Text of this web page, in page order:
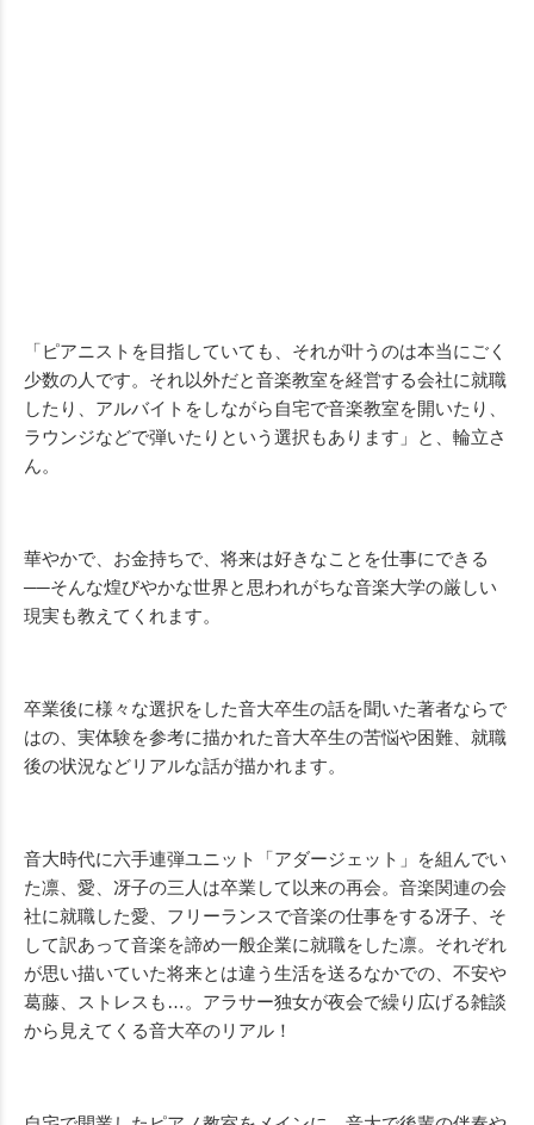
「ピアニストを目指していても、それが叶うのは本当にごく
少数の人です。それ以外だと音楽教室を経営する会社に就職
したり、アルバイトをしながら自宅で音楽教室を開いたり、
ラウンジなどで弾いたりという選択もあります」と、輪立さ
ん。
華やかで、お金持ちで、将来は好きなことを仕事にできる
──そんな煌びやかな世界と思われがちな音楽大学の厳しい
現実も教えてくれます。
卒業後に様々な選択をした音大卒生の話を聞いた著者ならで
はの、実体験を参考に描かれた音大卒生の苦悩や困難、就職
後の状況などリアルな話が描かれます。
音大時代に六手連弾ユニット「アダージェット」を組んでい
た凛、愛、冴子の三人は卒業して以来の再会。音楽関連の会
社に就職した愛、フリーランスで音楽の仕事をする冴子、そ
して訳あって音楽を諦め一般企業に就職をした凛。それぞれ
が思い描いていた将来とは違う生活を送るなかでの、不安や
葛藤、ストレスも…。アラサー独女が夜会で繰り広げる雑談
から見えてくる音大卒のリアル！